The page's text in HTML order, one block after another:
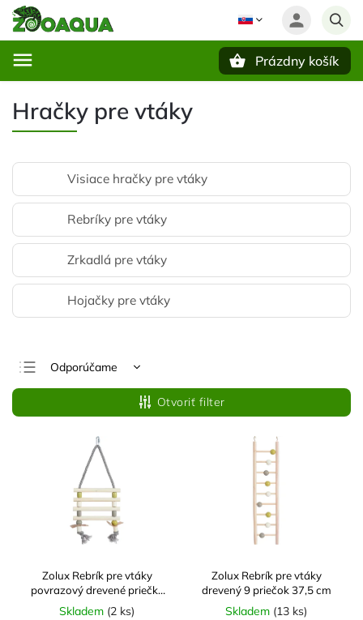
Prázdny košík
Hračky pre vtáky
Visiace hračky pre vtáky
Rebríky pre vtáky
Zrkadlá pre vtáky
Hojačky pre vtáky
Odporúčame
Najlacnejšie
Najdrahšie
Najpredávanejšie
Abecedne
Otvoriť filter
Zolux Rebrík pre vtáky
povrazový drevené priečky
31 cm
Skladem (2 ks)
Zolux Rebrík pre vtáky
drevený 9 priečok 37,5 cm
Skladem (13 ks)